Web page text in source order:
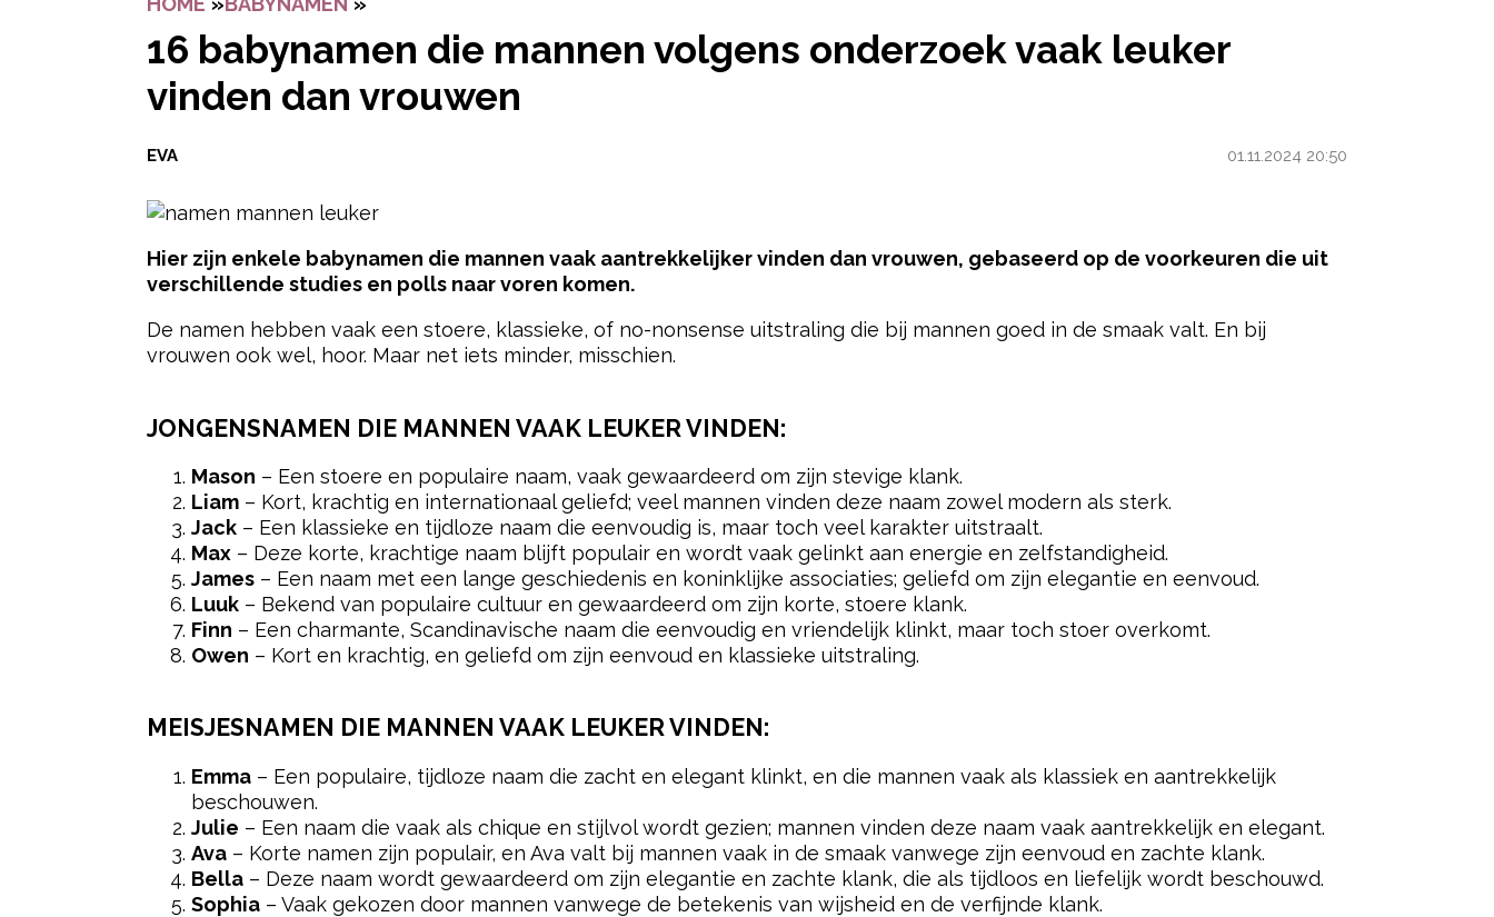
16 babynamen die mannen volgens onderzoek vaak leuker
vinden dan vrouwen
EVA 01.11.2024 20:50
Hier zijn enkele babynamen die mannen vaak aantrekkelijker vinden dan vrouwen, gebaseerd op de voorkeuren die uit
verschillende studies en polls naar voren komen.
De namen hebben vaak een stoere, klassieke, of no-nonsense uitstraling die bij mannen goed in de smaak valt. En bij
vrouwen ook wel, hoor. Maar net iets minder, misschien.
JONGENSNAMEN DIE MANNEN VAAK LEUKER VINDEN:
Mason – Een stoere en populaire naam, vaak gewaardeerd om zijn stevige klank.
Liam – Kort, krachtig en internationaal geliefd; veel mannen vinden deze naam zowel modern als sterk.
Jack – Een klassieke en tijdloze naam die eenvoudig is, maar toch veel karakter uitstraalt.
Max – Deze korte, krachtige naam blijft populair en wordt vaak gelinkt aan energie en zelfstandigheid.
James – Een naam met een lange geschiedenis en koninklijke associaties; geliefd om zijn elegantie en eenvoud.
Luuk – Bekend van populaire cultuur en gewaardeerd om zijn korte, stoere klank.
Finn – Een charmante, Scandinavische naam die eenvoudig en vriendelijk klinkt, maar toch stoer overkomt.
Owen – Kort en krachtig, en geliefd om zijn eenvoud en klassieke uitstraling.
MEISJESNAMEN DIE MANNEN VAAK LEUKER VINDEN:
Emma – Een populaire, tijdloze naam die zacht en elegant klinkt, en die mannen vaak als klassiek en aantrekkelijk
beschouwen.
Julie – Een naam die vaak als chique en stijlvol wordt gezien; mannen vinden deze naam vaak aantrekkelijk en elegant.
Ava – Korte namen zijn populair, en Ava valt bij mannen vaak in de smaak vanwege zijn eenvoud en zachte klank.
Bella – Deze naam wordt gewaardeerd om zijn elegantie en zachte klank, die als tijdloos en liefelijk wordt beschouwd.
Sophia – Vaak gekozen door mannen vanwege de betekenis van wijsheid en de verfijnde klank.